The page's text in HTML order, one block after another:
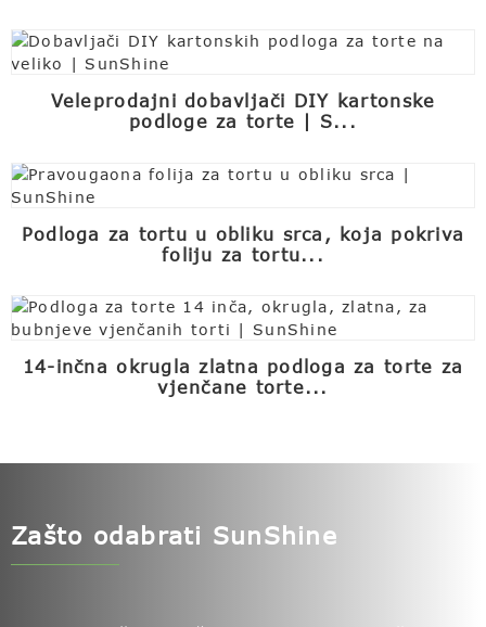
Veleprodajni dobavljači DIY kartonske
podloge za torte | S...
Podloga za tortu u obliku srca, koja pokriva
foliju za tortu...
14-inčna okrugla zlatna podloga za torte za
vjenčane torte...
Zašto odabrati SunShine